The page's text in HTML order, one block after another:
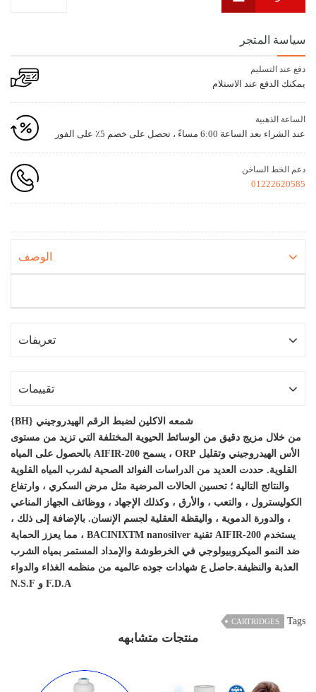
سياسة المتجر
دفع عند التسليم
يمكنك الدفع عند الاستلام
الساعة الذهبية
عند الشراء بعد الساعة 6:00 مساءً ، تحصل على خصم 5٪ على الفور
دعم الخط الساخن
01222620585
الوصف
تعريفات
تقييمات
شمعه الاكلين لضبط الرقم الهيدروجيني {BH}
من خلال مزيج دقيق من الوسائط الحيوية المختلفة التي تزيد من مستوى
الأس الهيدروجيني وتقليل ORP ، يسمح AIFIR-200 بالحصول على المياه
القلوية. حددت العديد من الدراسات الفوائد الصحية لشرب المياه القلوية
والنتائج التالية ؛ تحسين الحالات المرضية مثل مرض السكري ، وارتفاع
الكوليسترول ، والتعب ، والأرق ، وكذلك الإجهاد ، ووظائف الجهاز المناعي
، والدورة الدموية ، واليقظة العقلية لجسم الإنسان. بالإضافة إلى ذلك ،
يستخدم AIFIR-200 تقنية BACINIXTM nanosilver ، مما يعزز الحماية
ضد النمو الميكروبيولوجي في الخرطوشة والإمداد المستمر بمياه الشرب
العذبة والنظيفة.حاصل ع شهادات جوده عالميه من منظمه الغذاء والدواء
F.D.A و N.S.F
Tags
CARTRIDGES
منتجات متشابهه